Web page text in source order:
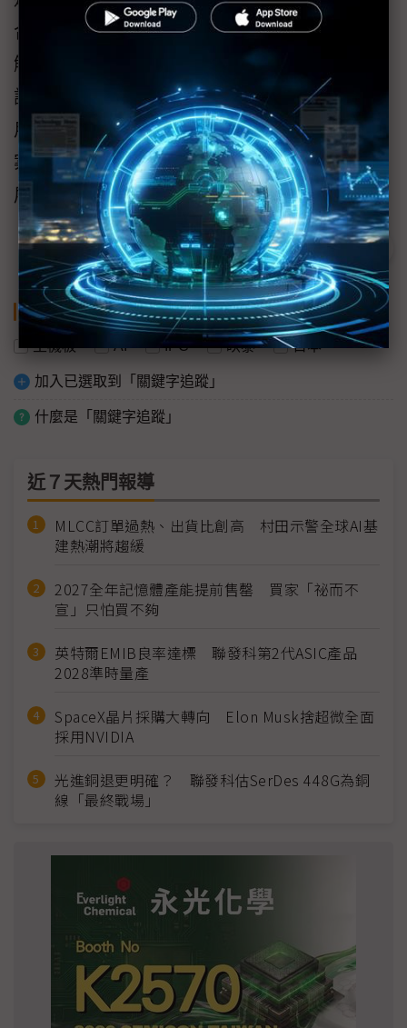
合平台硬體與先進連線技術的整合式邊緣運算
解決方案。此次合作展示凸顯出在需要穩定通
訊與在地資料處理的工業應用場景中的實際應
用價值。參觀者可於展位親自體驗這些解決方
案，深入了解BIOSTAR在工業邊緣運算與AI發
展上的持續布局。
關鍵字
主機板 AI IPC 映泰 日本
加入已選取到「關鍵字追蹤」
什麼是「關鍵字追蹤」
近７天熱門報導
MLCC訂單過熱、出貨比創高 村田示警全球AI基
建熱潮將趨緩
2027全年記憶體產能提前售罄 買家「祕而不
宣」只怕買不夠
英特爾EMIB良率達標 聯發科第2代ASIC產品
2028準時量產
SpaceX晶片採購大轉向 Elon Musk捨超微全面
採用NVIDIA
光進銅退更明確？ 聯發科估SerDes 448G為銅
線「最終戰場」